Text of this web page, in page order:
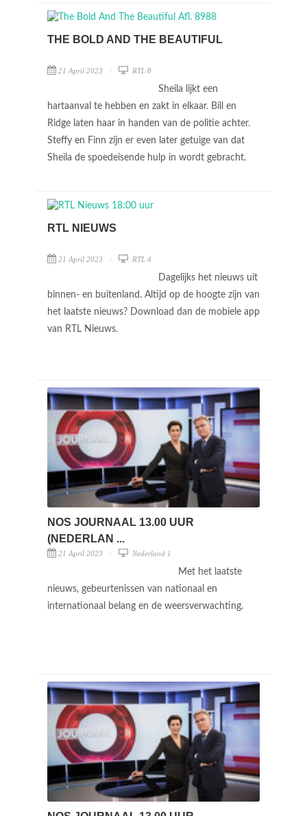
THE BOLD AND THE BEAUTIFUL
21 April 2023 RTL 8
Sheila lijkt een
hartaanval te hebben en zakt in elkaar. Bill en
Ridge laten haar in handen van de politie achter.
Steffy en Finn zijn er even later getuige van dat
Sheila de spoedeisende hulp in wordt gebracht.
RTL NIEUWS
21 April 2023 RTL 4
Dagelijks het nieuws uit
binnen- en buitenland. Altijd op de hoogte zijn van
het laatste nieuws? Download dan de mobiele app
van RTL Nieuws.
NOS JOURNAAL 13.00 UUR
(NEDERLAN ...
21 April 2023 Nederland 1
Met het laatste
nieuws, gebeurtenissen van nationaal en
internationaal belang en de weersverwachting.